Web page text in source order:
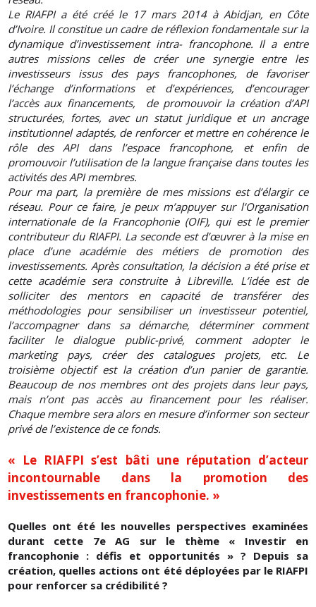
Le RIAFPI a été créé le 17 mars 2014 à Abidjan, en Côte
d’Ivoire. Il constitue un cadre de réflexion fondamentale sur la
dynamique d’investissement intra- francophone. Il a entre
autres missions celles de créer une synergie entre les
investisseurs issus des pays francophones, de favoriser
l’échange d’informations et d’expériences, d’encourager
l’accès aux financements, de promouvoir la création d’API
structurées, fortes, avec un statut juridique et un ancrage
institutionnel adaptés, de renforcer et mettre en cohérence le
rôle des API dans l’espace francophone, et enfin de
promouvoir l’utilisation de la langue française dans toutes les
activités des API membres.
Pour ma part, la première de mes missions est d’élargir ce
réseau. Pour ce faire, je peux m’appuyer sur l’Organisation
internationale de la Francophonie (OIF), qui est le premier
contributeur du RIAFPI. La seconde est d’œuvrer à la mise en
place d’une académie des métiers de promotion des
investissements. Après consultation, la décision a été prise et
cette académie sera construite à Libreville. L’idée est de
solliciter des mentors en capacité de transférer des
méthodologies pour sensibiliser un investisseur potentiel,
l’accompagner dans sa démarche, déterminer comment
faciliter le dialogue public-privé, comment adopter le
marketing pays, créer des catalogues projets, etc. Le
troisième objectif est la création d’un panier de garantie.
Beaucoup de nos membres ont des projets dans leur pays,
mais n’ont pas accès au financement pour les réaliser.
Chaque membre sera alors en mesure d’informer son secteur
privé de l’existence de ce fonds.
« Le RIAFPI s’est bâti une réputation d’acteur
incontournable dans la promotion des
investissements en francophonie. »
Quelles ont été les nouvelles perspectives examinées
durant cette 7e AG sur le thème « Investir en
francophonie : défis et opportunités » ? Depuis sa
création, quelles actions ont été déployées par le RIAFPI
pour renforcer sa crédibilité ?